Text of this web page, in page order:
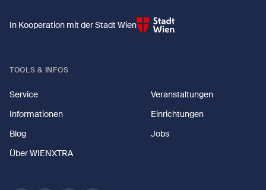
In Kooperation mit der Stadt Wien
TOOLS & INFOS
Service
Veranstaltungen
Informationen
Einrichtungen
Blog
Jobs
Über WIENXTRA